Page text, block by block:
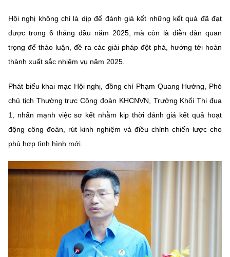
Năng lượng nguyên tử
Tin địa phương
Bưu chính, Viễn thông
Sở hữu trí tuệ
Tiêu chuẩn, đo lường, chất lượng
Năng lượng nguyên tử
Videos
Infographic
Voice
Nhiệm vụ trọng tâm
Chọn ngôn ngữ
BỘ KHOA HỌC VÀ CÔNG NGHỆ
MINISTRY OF SCIENCE AND TECHNOLOGY
Điều khoản sử dụng Theo dõi MST:
Hội nghị không chỉ là dịp để đánh giá kết những kết quả đã đạt
được trong 6 tháng đầu năm 2025, mà còn là diễn đàn quan
trọng để thảo luận, đề ra các giải pháp đột phá, hướng tới hoàn
thành xuất sắc nhiệm vụ năm 2025.
Phát biểu khai mạc Hội nghị, đồng chí Phạm Quang Hưởng, Phó
chủ tịch Thường trực Công đoàn KHCNVN, Trưởng Khối Thi đua
1, nhấn mạnh việc sơ kết nhằm kịp thời đánh giá kết quả hoạt
động công đoàn, rút kinh nghiệm và điều chỉnh chiến lược cho
phù hợp tình hình mới.